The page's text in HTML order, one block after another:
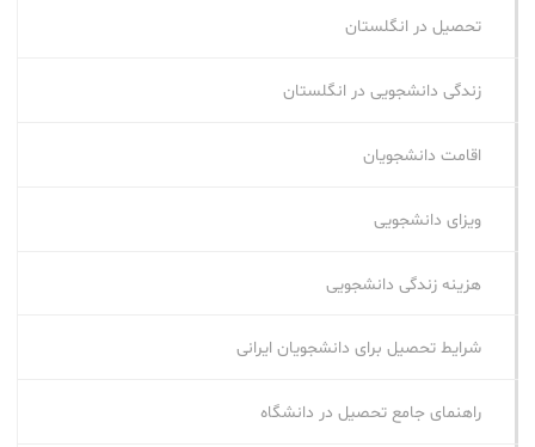
تحصیل در انگلستان
زندگی دانشجویی در انگلستان
اقامت دانشجویان
ویزای دانشجویی
هزینه زندگی دانشجویی
شرایط تحصیل برای دانشجویان ایرانی
راهنمای جامع تحصیل در دانشگاه